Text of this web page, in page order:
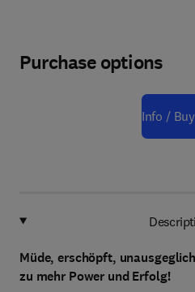
Purchase options
Info / Buy
Müde, erschöpft,
zu mehr Power und Erfolg!